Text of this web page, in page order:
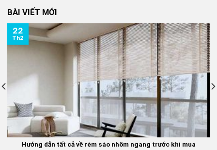
BÀI VIẾT MỚI
Hướng dẫn tất cả về rèm sáo nhôm ngang trước khi mua
22
Th2